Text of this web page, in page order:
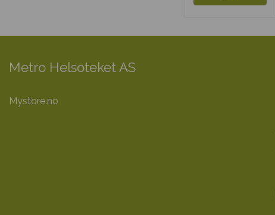
Metro Helsoteket AS
Mystore.no